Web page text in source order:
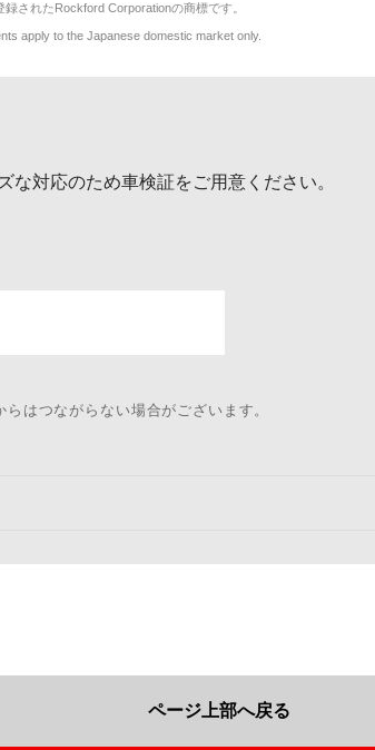
されたRockford Corporationの商標です。
apply to the Japanese domestic market only.
対応のため車検証をご用意ください。
はつながらない場合がございます。
ページ上部へ戻る